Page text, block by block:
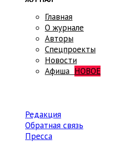
Главная
О журнале
Авторы
Спецпроекты
Новости
Афиша НОВОЕ
Редакция
Обратная связь
Пресса